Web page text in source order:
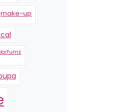
make-up